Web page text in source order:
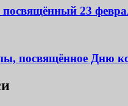
23
посвящённое Дню